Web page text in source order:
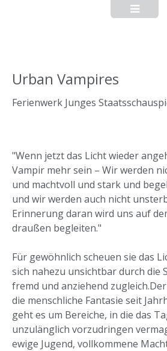
Urban Vampires
Ferienwerk Junges
"Wenn jetzt das Licht wieder
Vampir mehr sein – Wir werden
und machtvoll und stark und
und wir werden auch nicht
Erinnerung daran wird uns auf
draußen begleiten."
Für gewöhnlich scheuen sie das
sich nahezu unsichtbar durch die
fremd und anziehend
die menschliche Fantasie seit
geht es um Bereiche, in die das
unzulänglich vorzudringen
ewige Jugend, vollkommene